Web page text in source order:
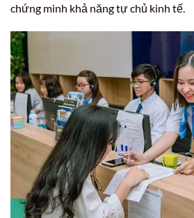
chứng minh khả năng tự chủ kinh tế.